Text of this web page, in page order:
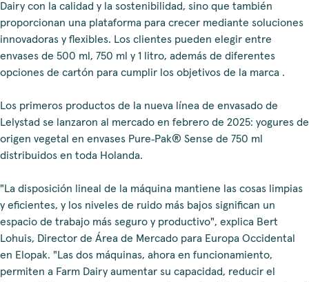
Dairy con la calidad y la sostenibilidad, sino que también
proporcionan una plataforma para crecer mediante soluciones
innovadoras y flexibles. Los clientes pueden elegir entre
envases de 500 ml, 750 ml y 1 litro, además de diferentes
opciones de cartón para cumplir los objetivos de la marca .
Los primeros productos de la nueva línea de envasado de
Lelystad se lanzaron al mercado en febrero de 2025: yogures de
origen vegetal en envases Pure‑Pak® Sense de 750 ml
distribuidos en toda Holanda.
"La disposición lineal de la máquina mantiene las cosas limpias
y eficientes, y los niveles de ruido más bajos significan un
espacio de trabajo más seguro y productivo", explica Bert
Lohuis, Director de Área de Mercado para Europa Occidental
en Elopak. "Las dos máquinas, ahora en funcionamiento,
permiten a Farm Dairy aumentar su capacidad, reducir el